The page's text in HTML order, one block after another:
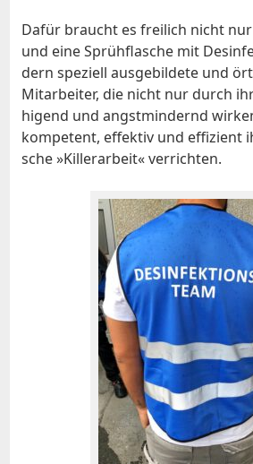
Da­für braucht es frei­lich nicht
und ei­ne Sprüh­fla­sche mit
dern spe­zi­ell aus­ge­bil­de­te und
Mit­ar­bei­ter, die nicht nur durch
hi­gend und angst­min­dernd
kom­pe­tent, ef­fek­tiv und ef­fi­zi­ent
sche »Kil­ler­ar­beit« ver­rich­ten.